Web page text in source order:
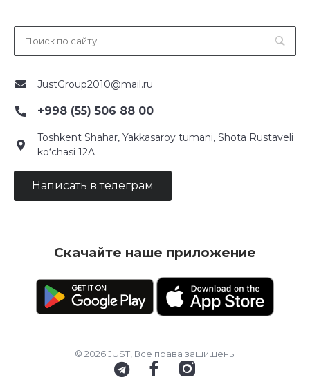
JustGroup2010@mail.ru
+998 (55) 506 88 00
Toshkent Shahar, Yakkasaroy tumani, Shota Rustaveli
ko‘chasi 12A
Написать в телеграм
Скачайте наше приложение
© 2026 JUST, Все права защищены